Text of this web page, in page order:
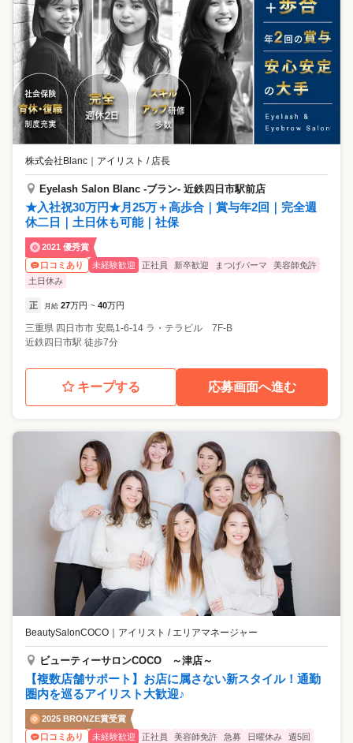
株式会社Blanc アイリスト / 店長
Eyelash Salon Blanc -ブラン- 近鉄四日市駅前店
★入社祝30万円★月25万＋高歩合｜賞与年2回｜完全週
休二日｜土日休も可能｜社保
2021 優秀賞
口コミあり
未経験歓迎 正社員 新卒歓迎 まつげパーマ
美容師免許
土日休み
正 月給 27万円 ~ 40万円
三重県 四日市市 安島1-6-14 ラ・テラビル 7F-B
近鉄四日市駅 徒歩7分
キープする 応募画面へ進む
BeautySalonCOCO アイリスト / エリアマネージャー
ビューティーサロンCOCO ～津店～
【複数店舗サポート】お店に属さない新スタイル！通勤
圏内を巡るアイリスト大歓迎♪
2025 BRONZE賞受賞
口コミあり
未経験歓迎 正社員 美容師免許 急募 日曜休み 週5回